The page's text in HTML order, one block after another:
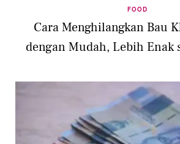
FOOD
Cara Menghilangkan Bau
dengan Mudah, Lebih Enak